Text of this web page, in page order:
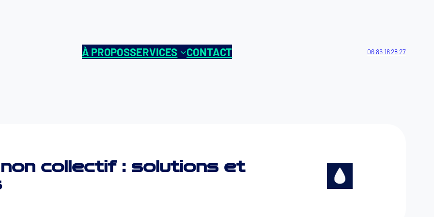
À PROPOSSERVICES CONTACT 06 86 16 28 27
collectif : solutions et